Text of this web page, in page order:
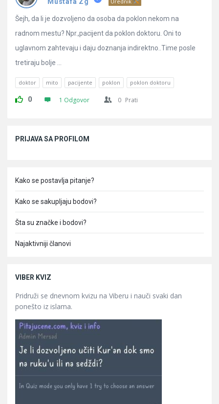
Šejh, da li je dozvoljeno da osoba da poklon nekom na
radnom mestu? Npr.,pacijent da poklon doktoru. Oni to
uglavnom zahtevaju i daju doznanja indirektno..Time posle
tretiraju bolje ...
doktor mito pacijente poklon poklon doktoru
0 1 Odgovor 0 Prati
PRIJAVA SA PROFILOM
Kako se postavlja pitanje?
Kako se sakupljaju bodovi?
Šta su značke i bodovi?
Najaktivniji članovi
VIBER KVIZ
Pridruži se dnevnom kvizu na Viberu i nauči svaki dan
ponešto iz islama.